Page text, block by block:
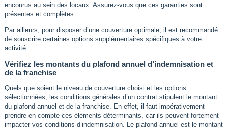
encourus au sein des locaux. Assurez-vous que ces garanties sont
présentes et complètes.
Par ailleurs, pour disposer d’une couverture optimale, il est recommandé
de souscrire certaines options supplémentaires spécifiques à votre
activité.
Vérifiez les montants du plafond annuel d’indemnisation et
de la franchise
Quels que soient le niveau de couverture choisi et les options
sélectionnées, les conditions générales d’un contrat stipulent le montant
du plafond annuel et de la franchise. En effet, il faut impérativement
prendre en compte ces éléments déterminants, car ils peuvent fortement
impacter vos conditions d’indemnisation. Le plafond annuel est le montant